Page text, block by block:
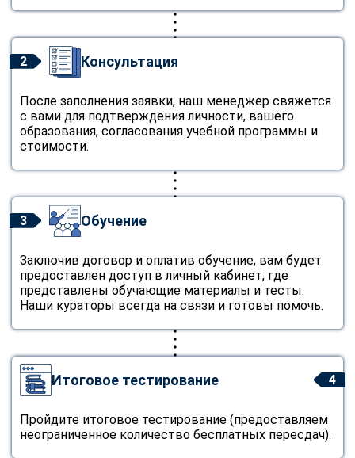
2 Консультация
После заполнения заявки, наш менеджер свяжется
с вами для подтверждения личности, вашего
образования, согласования учебной программы и
стоимости.
3 Обучение
Заключив договор и оплатив обучение, вам будет
предоставлен доступ в личный кабинет, где
представлены обучающие материалы и тесты.
Наши кураторы всегда на связи и готовы помочь.
4
Итоговое тестирование
Пройдите итоговое тестирование (предоставляем
неограниченное количество бесплатных пересдач).